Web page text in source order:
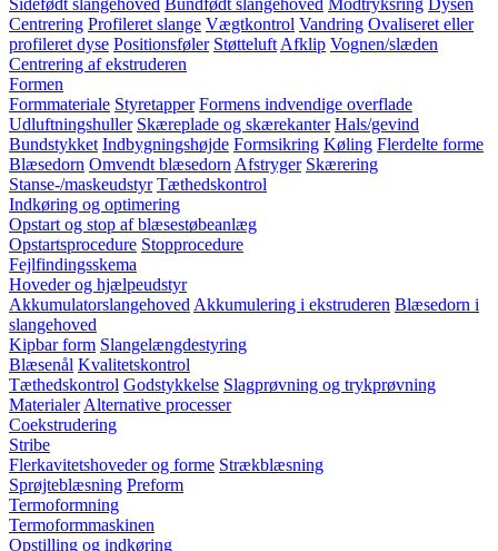
Sidefødt slangehoved Bundfødt slangehoved Modtryksring Dysen
Centrering Profileret slange Vægtkontrol Vandring Ovaliseret eller
profileret dyse Positionsføler Støtteluft Afklip Vognen/slæden
Centrering af ekstruderen
Formen
Formmateriale Styretapper Formens indvendige overflade
Udluftningshuller Skæreplade og skærekanter Hals/gevind
Bundstykket Indbygningshøjde Formsikring Køling Flerdelte forme
Blæsedorn Omvendt blæsedorn Afstryger Skærering
Stanse-/maskeudstyr Tæthedskontrol
Indkøring og optimering
Opstart og stop af blæsestøbeanlæg
Opstartsprocedure Stopprocedure
Fejlfindingsskema
Hoveder og hjælpeudstyr
Akkumulatorslangehoved Akkumulering i ekstruderen Blæsedorn i
slangehoved
Kipbar form Slangelængdestyring
Blæsenål Kvalitetskontrol
Tæthedskontrol Godstykkelse Slagprøvning og trykprøvning
Materialer Alternative processer
Coekstrudering
Stribe
Flerkavitetshoveder og forme Strækblæsning
Sprøjteblæsning Preform
Termoformning
Termoformmaskinen
Opstilling og indkøring